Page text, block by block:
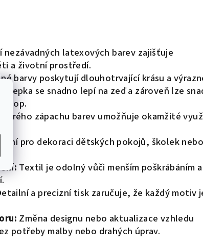
nezávadných latexových barev zajišťuje
a životní prostředí.
barvy poskytují dlouhotrvající krásu a
Nálepka se snadno lepí na zeď a zároveň lze
stop.
ostrého zápachu barev umožňuje okamžité
pro dekoraci dětských pokojů, školek nebo
Textil je odolný vůči menším poškrábáním a
a precizní tisk zaručuje, že každý motiv
Změna designu nebo aktualizace vzhledu
potřeby malby nebo drahých úprav.